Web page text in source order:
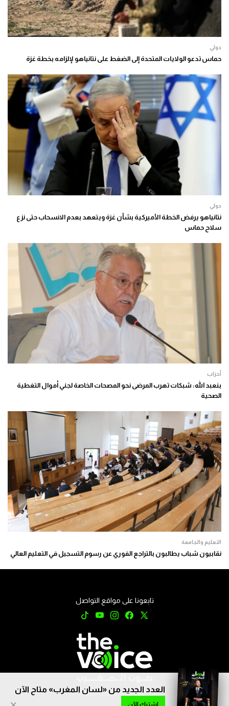
دولي
حماس تدعو الولايات المتحدة إلى الضغط على نتانياهو لإلزامه بخطة غزة
دولي
نتانياهو يرفض الخطة الأميركية بشأن غزة ويتعهد بعدم الانسحاب حتى نزع
سلاح حماس
أحزاب
بنعبد الله: شبكات تهرب المرضى نحو المصحات الخاصة لجني أموال التغطية
الصحية
التعليم والجامعة
نقابيون شباب يطالبون بالتراجع الفوري عن رسوم التسجيل في التعليم العالي
العدد الجديد من «لسان المغرب» متاح الآن
اشترك الآن
تابعونا على مواقع التواصل
جميع الحقوق محفوظة © 2026